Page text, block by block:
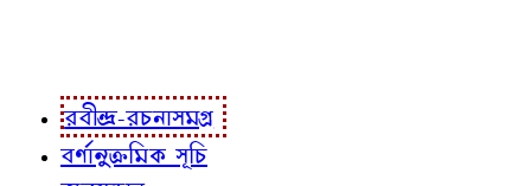
রবীন্দ্র-রচনাসমগ্র
বর্ণানুক্রমিক সূচি